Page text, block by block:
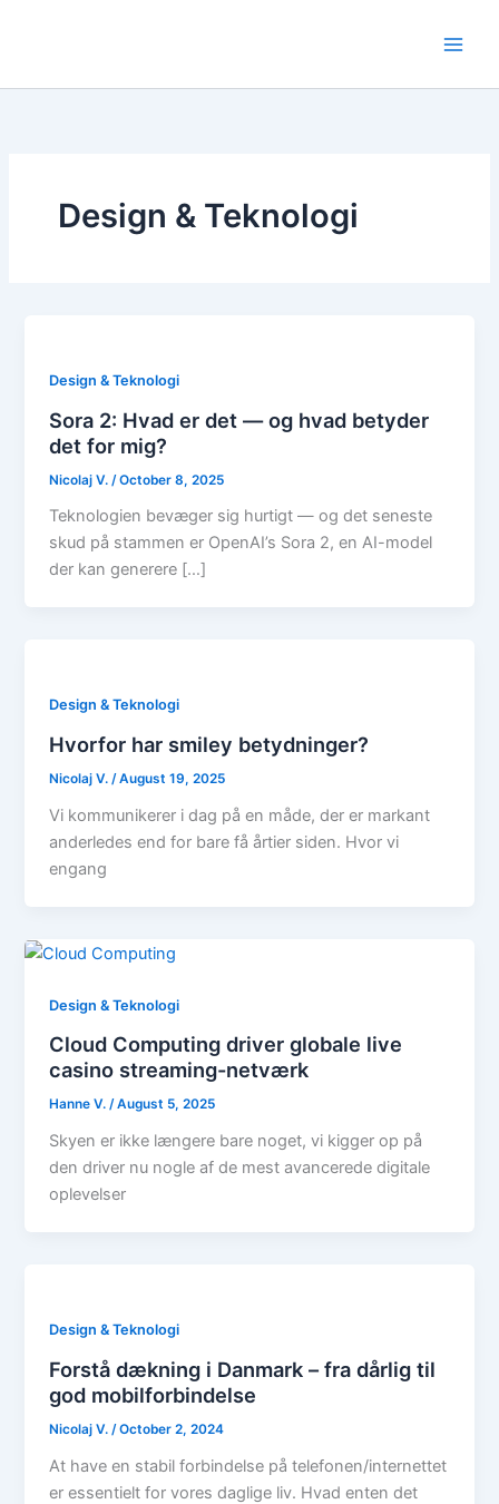
Design & Teknologi
Design & Teknologi
Sora 2: Hvad er det — og hvad betyder
det for mig?
Nicolaj V. /October 8, 2025
Teknologien bevæger sig hurtigt — og det seneste
skud på stammen er OpenAI’s Sora 2, en AI-model
der kan generere […]
Design & Teknologi
Hvorfor har smiley betydninger?
Nicolaj V./August 19, 2025
Vi kommunikerer i dag på en måde, der er markant
anderledes end for bare få årtier siden. Hvor vi
engang
Design & Teknologi
Cloud Computing driver globale live
casino streaming-netværk
Hanne V./August 5, 2025
Skyen er ikke længere bare noget, vi kigger op på
den driver nu nogle af de mest avancerede digitale
oplevelser
Design & Teknologi
Forstå dækning i Danmark – fra dårlig til
god mobilforbindelse
Nicolaj V. /October 2, 2024
At have en stabil forbindelse på telefonen/internettet
er essentielt for vores daglige liv. Hvad enten det